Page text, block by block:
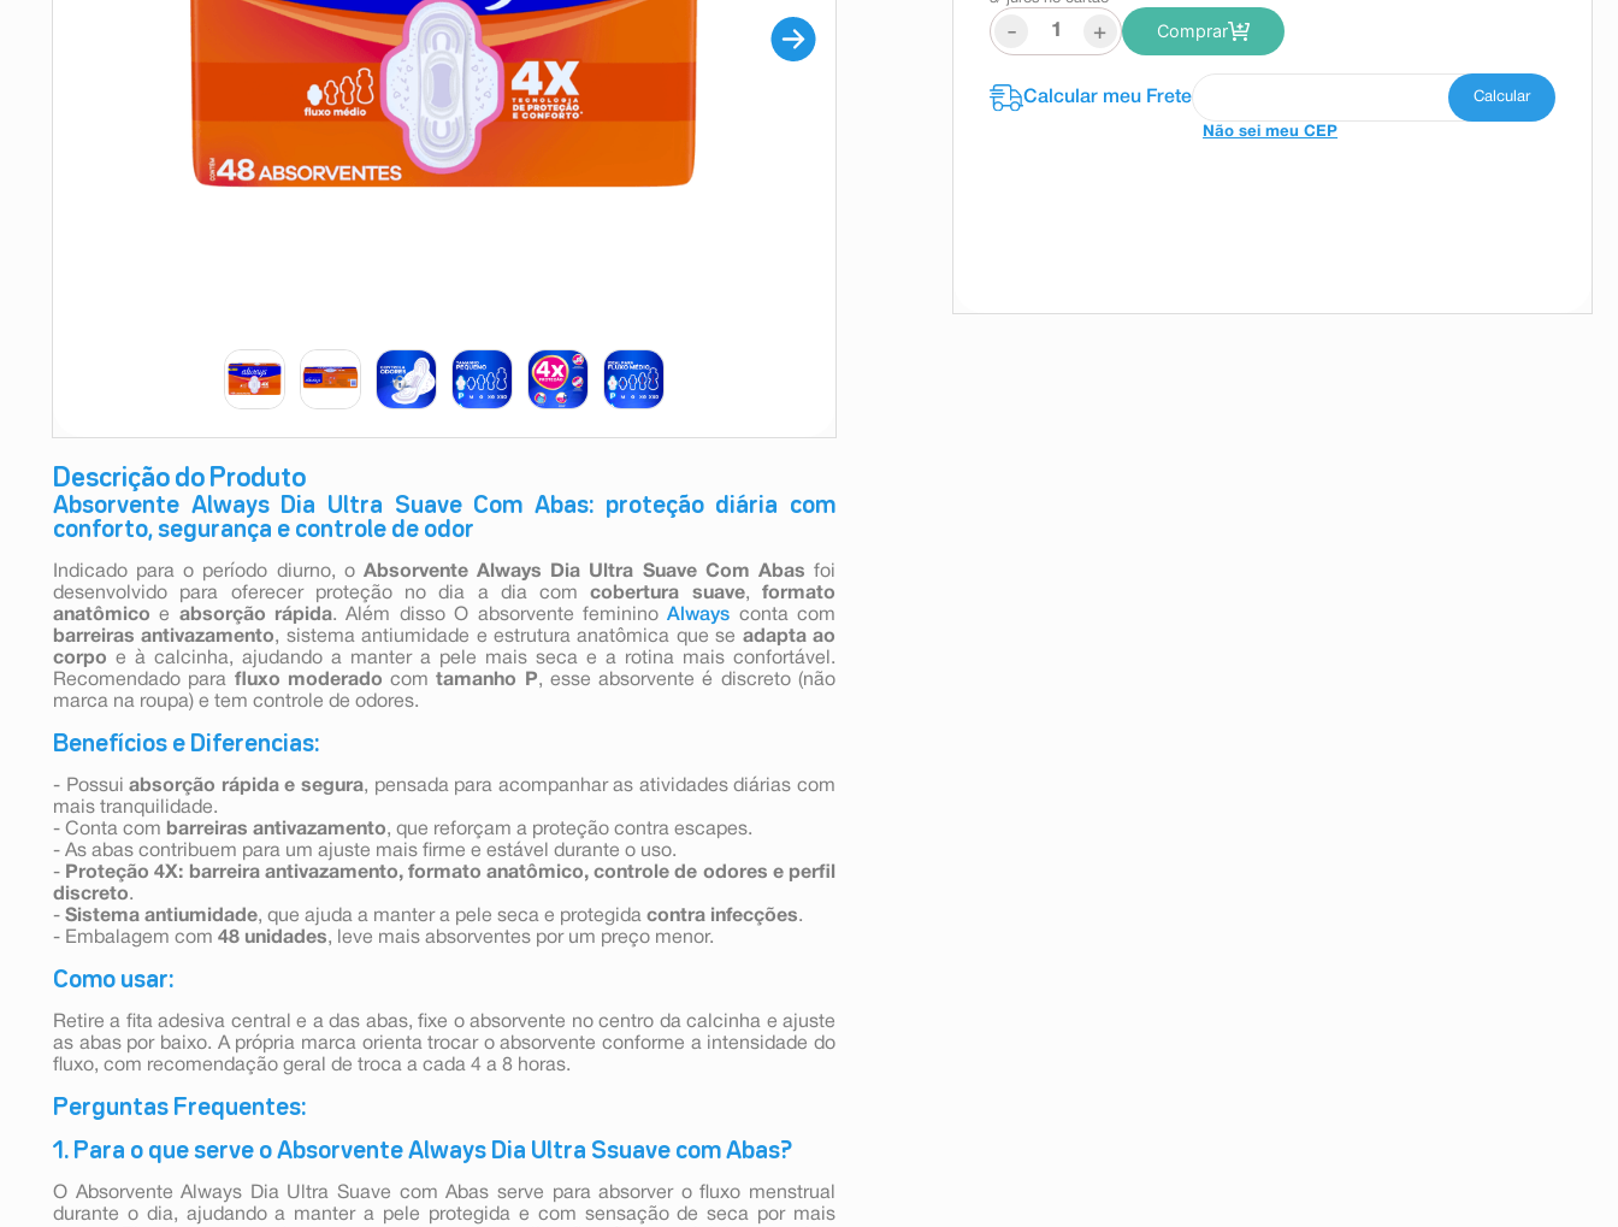
Descrição do Produto
Absorvente Always Dia Ultra Suave Com Abas: proteção diária com
conforto, segurança e controle de odor
Indicado para o período diurno, o Absorvente Always Dia Ultra Suave Com Abas foi
desenvolvido para oferecer proteção no dia a dia comcobertura suave,formato
anatômico e absorção rápida. Além disso O absorvente femininoAlways conta com
barreiras antivazamento, sistema antiumidade e estrutura anatômica que se adapta ao
corpo e à calcinha, ajudando a manter a pele mais seca e a rotina mais confortável.
Recomendado para fluxo moderado comtamanho P, esse absorvente é discreto (não
marca na roupa) e tem controle de odores.
Benefícios e Diferencias:
- Possuiabsorção rápida e segura, pensada para acompanhar as atividades diárias com
mais tranquilidade.
- Conta com barreiras antivazamento, que reforçam a proteção contra escapes.
- As abas contribuem para um ajuste mais firme e estável durante o uso.
- Proteção 4X: barreira antivazamento, formato anatômico, controle de odores e perfil
discreto.
- Sistema antiumidade, que ajuda a manter a pele seca e protegida contra infecções.
- Embalagem com 48 unidades, leve mais absorventes por um preço menor.
Como usar:
Retire a fita adesiva central e a das abas, fixe o absorvente no centro da calcinha e ajuste
as abas por baixo. A própria marca orienta trocar o absorvente conforme a intensidade do
fluxo, com recomendação geral de troca a cada 4 a 8 horas.
Perguntas Frequentes:
1. Para o que serve o Absorvente Always Dia Ultra Ssuave com Abas?
O Absorvente Always Dia Ultra Suave com Abas serve para absorver o fluxo menstrual
durante o dia, ajudando a manter a pele protegida e com sensação de seca por mais
- + Comprar
Não sei meu CEP
9º teste gravidez
10º esmalte